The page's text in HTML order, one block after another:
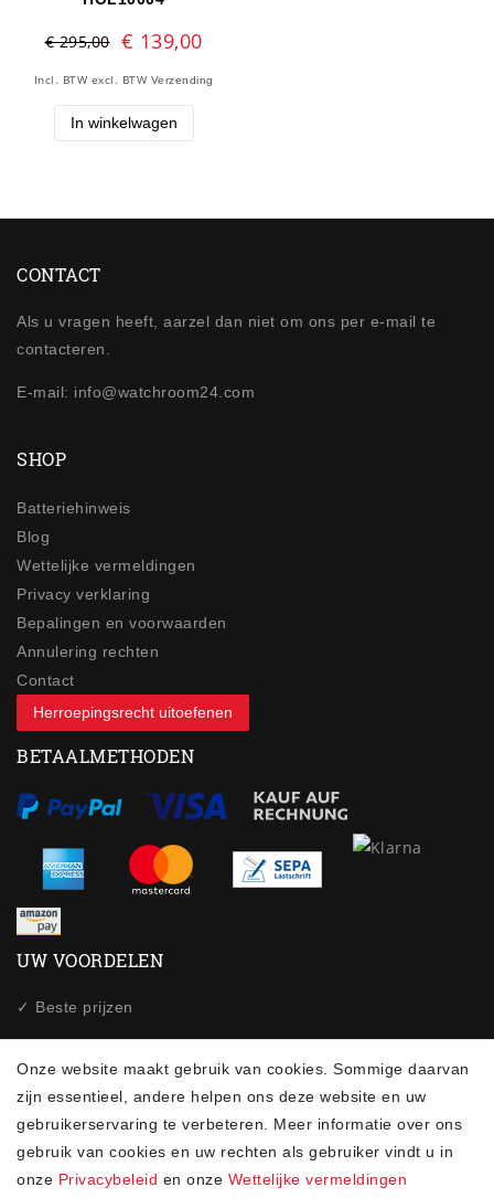
€ 295,00 € 139,00
Incl. BTW excl. BTW Verzending
In winkelwagen
CONTACT
Als u vragen heeft, aarzel dan niet om ons per e-mail te
contacteren.
E-mail: info@watchroom24.com
SHOP
Batteriehinweis
Blog
Wettelijke vermeldingen
Privacy verklaring
Bepalingen en voorwaarden
Annulering rechten
Contact
Herroepingsrecht uitoefenen
BETAALMETHODEN
UW VOORDELEN
✓ Beste prijzen
✓ Veilig winkelen via SSL
✓ Gegevensbescherming
Onze website maakt gebruik van cookies. Sommige daarvan
zijn essentieel, andere helpen ons deze website en uw
gebruikerservaring te verbeteren. Meer informatie over ons
gebruik van cookies en uw rechten als gebruiker vindt u in
onze Privacybeleid en onze Wettelijke vermeldingen